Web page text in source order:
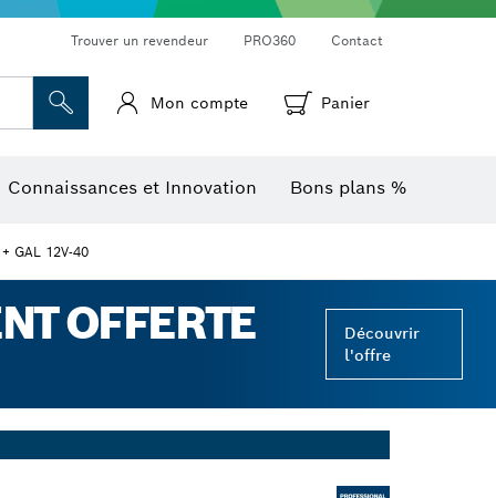
Trouver un revendeur PRO360 Contact
Mon compte Panier
Connaissances et Innovation Bons plans %
GAL 12V-40
OFFERTE
Découvrir
l'offre